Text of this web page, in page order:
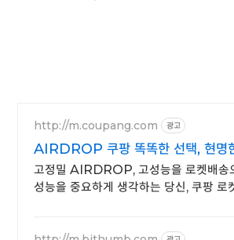
http://m.coupang.com 광고
AIRDROP 쿠팡 똑똑한 선택, 현명
고정밀 AIRDROP, 고성능을 로켓배송
성능을 중요하게 생각하는 당신, 쿠팡 로